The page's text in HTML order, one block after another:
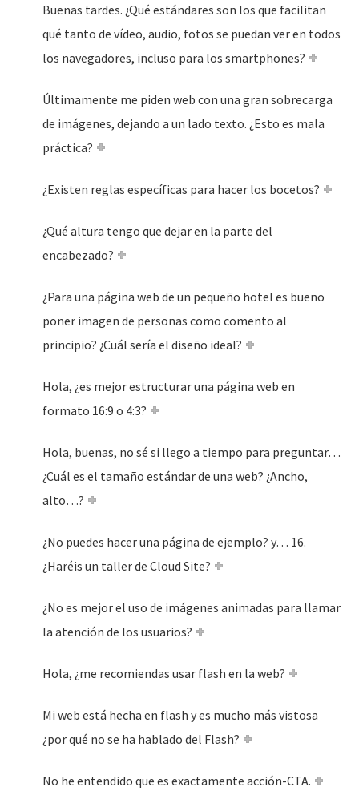
Buenas tardes. ¿Qué estándares son los que facilitan
qué tanto de vídeo, audio, fotos se puedan ver en todos
los navegadores, incluso para los smartphones?
Últimamente me piden web con una gran sobrecarga
de imágenes, dejando a un lado texto. ¿Esto es mala
práctica?
¿Existen reglas específicas para hacer los bocetos?
¿Qué altura tengo que dejar en la parte del
encabezado?
¿Para una página web de un pequeño hotel es bueno
poner imagen de personas como comento al
principio? ¿Cuál sería el diseño ideal?
Hola, ¿es mejor estructurar una página web en
formato 16:9 o 4:3?
Hola, buenas, no sé si llego a tiempo para preguntar…
¿Cuál es el tamaño estándar de una web? ¿Ancho,
alto…?
¿No puedes hacer una página de ejemplo? y… 16.
¿Haréis un taller de Cloud Site?
¿No es mejor el uso de imágenes animadas para llamar
la atención de los usuarios?
Hola, ¿me recomiendas usar flash en la web?
Mi web está hecha en flash y es mucho más vistosa
¿por qué no se ha hablado del Flash?
No he entendido que es exactamente acción-CTA.